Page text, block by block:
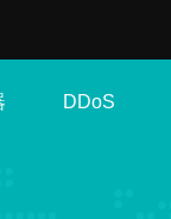
DDoS